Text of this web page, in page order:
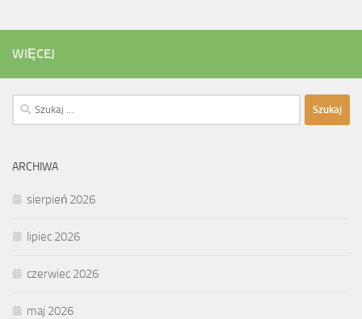
WIĘCEJ
Szukaj:
ARCHIWA
sierpień 2026
lipiec 2026
czerwiec 2026
maj 2026